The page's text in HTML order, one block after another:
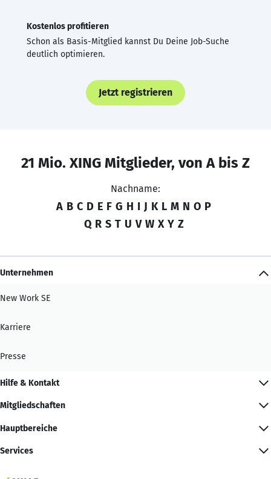
Kostenlos profitieren
Schon als Basis-Mitglied kannst Du Deine Job-Suche
deutlich optimieren.
Jetzt registrieren
21 Mio. XING Mitglieder, von A bis Z
Nachname:
A B C D E F G H I J K L M N O P
Q R S T U V W X Y Z
Unternehmen
New Work SE
Karriere
Presse
Hilfe & Kontakt
Mitgliedschaften
Hauptbereiche
Services